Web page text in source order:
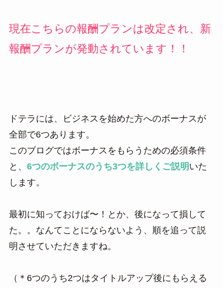
現在こちらの報酬プランは改定され、新
報酬プランが発動されています！！
ドテラには、ビジネスを始めた方へのボーナスが
全部で6つあります。
このブログではボーナスをもらうための必須条件
と、 6つのボーナスのうち3つを詳しくご説明 いた
します。
最初に知っておけば〜！とか、後になって損して
た。。なんてことにならないよう、順を追って説
明させていただきますね。
（＊6つのうち2つはタイトルアップ後にもらえる